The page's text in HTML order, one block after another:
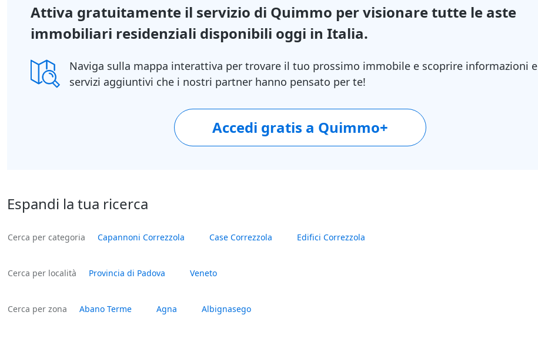
Attiva gratuitamente il servizio di Quimmo per visionare tutte le aste
immobiliari residenziali disponibili oggi in Italia.
Naviga sulla mappa interattiva per trovare il tuo prossimo immobile e scoprire informazioni e
servizi aggiuntivi che i nostri partner hanno pensato per te!
Accedi gratis a Quimmo+
Espandi la tua ricerca
Cerca per categoria Capannoni Correzzola Case Correzzola Edifici Correzzola
Cerca per località Provincia di Padova Veneto
Cerca per zona Abano Terme Agna Albignasego